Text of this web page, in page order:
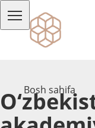
Bosh sahifa